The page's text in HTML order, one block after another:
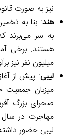
نیز به صورت
هند: بنا به
میلیون نفر نیز
لیبی
میزبان جمعیت
صحرای بزرگ
لیبی حضور